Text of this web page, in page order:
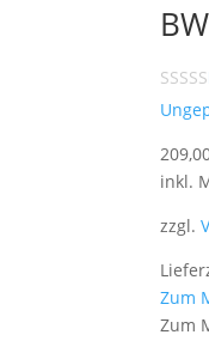
inkl.
zzgl.
Zum
Zum